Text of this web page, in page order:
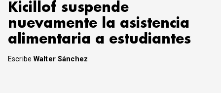
Kicillof suspende
nuevamente la asistencia
alimentaria a estudiantes
EscribeWalter Sánchez